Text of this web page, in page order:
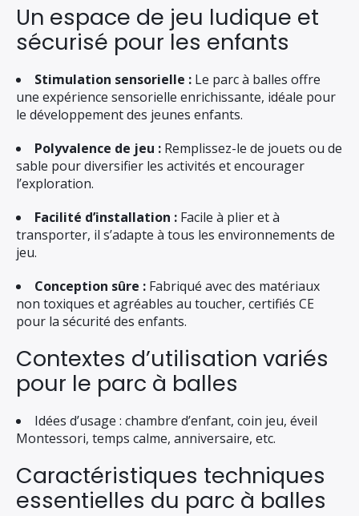
Un espace de jeu ludique et
sécurisé pour les enfants
Stimulation sensorielle : Le parc à balles offre
une expérience sensorielle enrichissante, idéale pour
le développement des jeunes enfants.
Polyvalence de jeu : Remplissez-le de jouets ou de
sable pour diversifier les activités et encourager
l’exploration.
Facilité d’installation : Facile à plier et à
transporter, il s’adapte à tous les environnements de
jeu.
Conception sûre : Fabriqué avec des matériaux
non toxiques et agréables au toucher, certifiés CE
pour la sécurité des enfants.
Contextes d’utilisation variés
pour le parc à balles
Idées d’usage : chambre d’enfant, coin jeu, éveil
Montessori, temps calme, anniversaire, etc.
Caractéristiques techniques
essentielles du parc à balles